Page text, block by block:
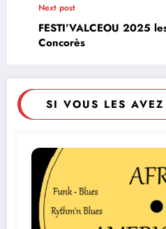
Next post
FESTI’VALCEOU 2025
Concorès
SI VOUS LES